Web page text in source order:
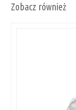
Zobacz również